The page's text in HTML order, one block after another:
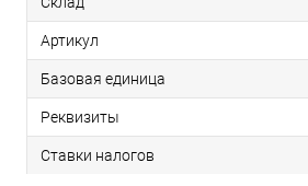
Артикул
Базовая единица
Реквизиты
Ставки налогов